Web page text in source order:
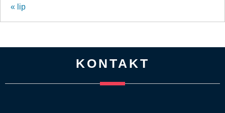
« lip
KONTAKT